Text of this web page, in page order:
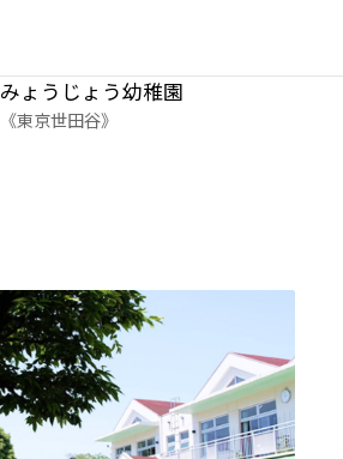
みょうじょう幼稚園
《東京世田谷》